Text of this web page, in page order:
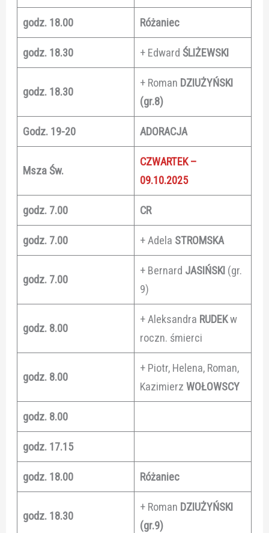
godz. 18.00 Różaniec
godz. 18.30 + Edward ŚLIŻEWSKI
godz. 18.30
+ Roman DZIUŻYŃSKI
(gr.8)
Godz. 19-20 ADORACJA
Msza Św.
CZWARTEK –
09.10.2025
godz. 7.00 CR
godz. 7.00 + Adela STROMSKA
godz. 7.00
+ Bernard JASIŃSKI (gr.
9)
godz. 8.00
+ Aleksandra RUDEKw
roczn. śmierci
godz. 8.00
+ Piotr, Helena, Roman,
KazimierzWOŁOWSCY
godz. 8.00
godz. 17.15
godz. 18.00 Różaniec
godz. 18.30
+ Roman DZIUŻYŃSKI
(gr.9)